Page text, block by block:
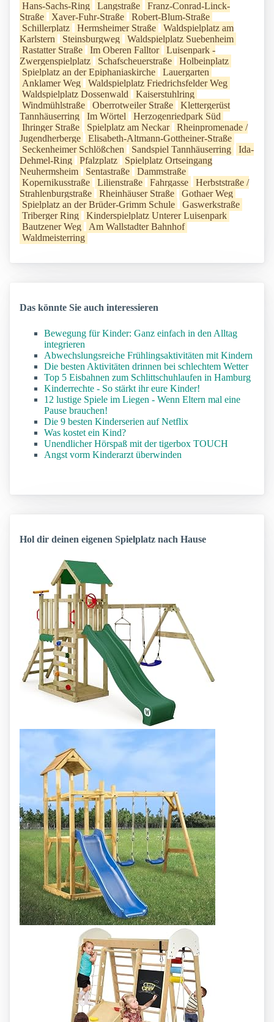
Hans-Sachs-Ring Langstraße
Franz-Conrad-Linck-
Straße
Xaver-Fuhr-Straße
Robert-Blum-Straße
Schillerplatz
Hermsheimer Straße
Waldspielplatz am
Karlstern
Steinsburgweg
Waldspielplatz Suebenheim
Rastatter Straße
Im Oberen Falltor
Luisenpark -
Zwergenspielplatz
Schafscheuerstraße
Holbeinplatz
Spielplatz an der Epiphaniaskirche
Lauergarten
Anklamer Weg
Waldspielplatz Friedrichsfelder Weg
Waldspielplatz Dossenwald
Kaiserstuhlring
Windmühlstraße
Oberrotweiler Straße
Klettergerüst
Tannhäuserring
Im Wörtel
Herzogenriedpark Süd
Ihringer Straße
Spielplatz am Neckar
Rheinpromenade /
Jugendherberge
Elisabeth-Altmann-Gottheiner-Straße
Seckenheimer Schlößchen
Sandspiel Tannhäuserring
Ida-
Dehmel-Ring
Pfalzplatz
Spielplatz Ortseingang
Neuhermsheim
Sentastraße
Dammstraße
Kopernikusstraße
Lilienstraße Fahrgasse
Herbststraße /
Strahlenburgstraße
Rheinhäuser Straße
Gothaer Weg
Spielplatz an der Brüder-Grimm Schule
Gaswerkstraße
Triberger Ring
Kinderspielplatz Unterer Luisenpark
Bautzener Weg
Am Wallstadter Bahnhof
Waldmeisterring
Das könnte Sie auch interessieren
Bewegung für Kinder: Ganz einfach in den Alltag
integrieren
Abwechslungsreiche Frühlingsaktivitäten mit Kindern
Die besten Aktivitäten drinnen bei schlechtem Wetter
Top 5 Eisbahnen zum Schlittschuhlaufen in Hamburg
Kinderrechte - So stärkt ihr eure Kinder!
12 lustige Spiele im Liegen - Wenn Eltern mal eine
Pause brauchen!
Die 9 besten Kinderserien auf Netflix
Was kostet ein Kind?
Unendlicher Hörspaß mit der tigerbox TOUCH
Angst vorm Kinderarzt überwinden
Hol dir deinen eigenen Spielplatz nach Hause